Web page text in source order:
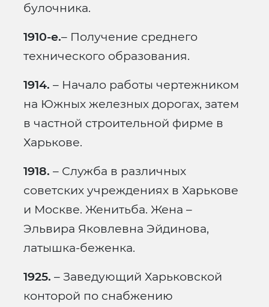
булочника.
1910-е.– Получение среднего
технического образования.
1914. – Начало работы чертежником
на Южных железных дорогах, затем
в частной строительной фирме в
Харькове.
1918. – Служба в различных
советских учреждениях в Харькове
и Москве. Женитьба. Жена –
Эльвира Яковлевна Эйдинова,
латышка-беженка.
1925. – Заведующий Харьковской
конторой по снабжению